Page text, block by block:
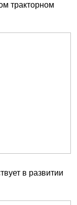
тракторном
в развитии